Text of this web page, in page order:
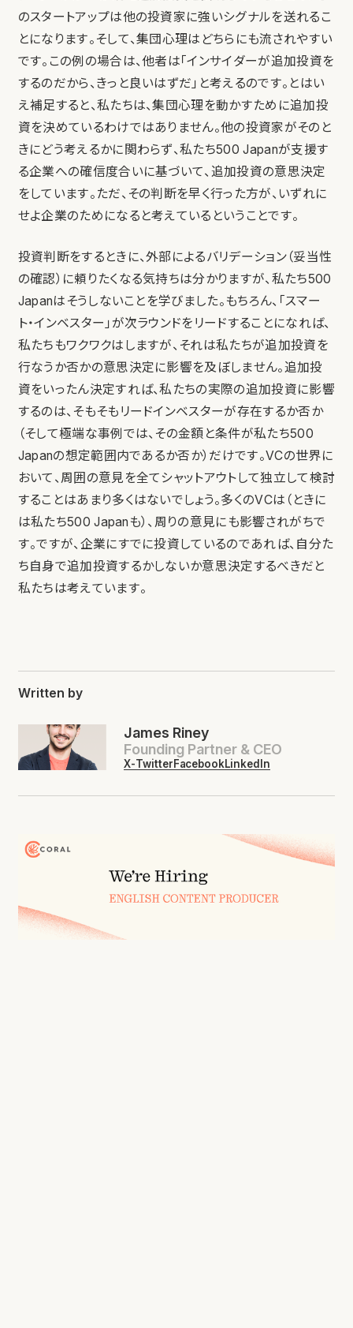
のスタートアップは他の投資家に強いシグナルを送れるこ
とになります。そして、集団心理はどちらにも流されやすい
です。この例の場合は、他者は「インサイダーが追加投資を
するのだから、きっと良いはずだ」と考えるのです。とはい
え補足すると、私たちは、集団心理を動かすために追加投
資を決めているわけではありません。他の投資家がそのと
きにどう考えるかに関わらず、私たち500 Japanが支援す
る企業への確信度合いに基づいて、追加投資の意思決定
をしています。ただ、その判断を早く行った方が、いずれに
せよ企業のためになると考えているということです。
投資判断をするときに、外部によるバリデーション（妥当性
の確認）に頼りたくなる気持ちは分かりますが、私たち500
Japanはそうしないことを学びました。もちろん、「スマー
ト・インベスター」が次ラウンドをリードすることになれば、
私たちもワクワクはしますが、それは私たちが追加投資を
行なうか否かの意思決定に影響を及ぼしません。追加投
資をいったん決定すれば、私たちの実際の追加投資に影響
するのは、そもそもリードインベスターが存在するか否か
（そして極端な事例では、その金額と条件が私たち500
Japanの想定範囲内であるか否か）だけです。VCの世界に
おいて、周囲の意見を全てシャットアウトして独立して検討
することはあまり多くはないでしょう。多くのVCは（ときに
は私たち500 Japanも）、周りの意見にも影響されがちで
す。ですが、企業にすでに投資しているのであれば、自分た
ち自身で追加投資するかしないか意思決定するべきだと
私たちは考えています。
Written by
James Riney
Founding Partner & CEO
X-TwitterFacebookLinkedIn